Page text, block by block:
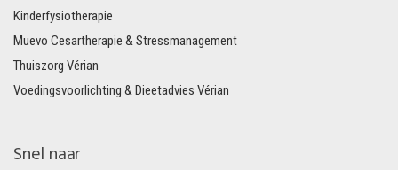
Kinderfysiotherapie
Muevo Cesartherapie & Stressmanagement
Thuiszorg Vérian
Voedingsvoorlichting & Dieetadvies Vérian
Snel naar